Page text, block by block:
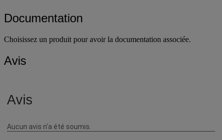
Documentation
Choisissez un produit pour avoir la documentation associée.
Avis